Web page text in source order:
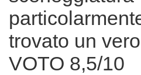
trovato un
VOTO 8,5/10